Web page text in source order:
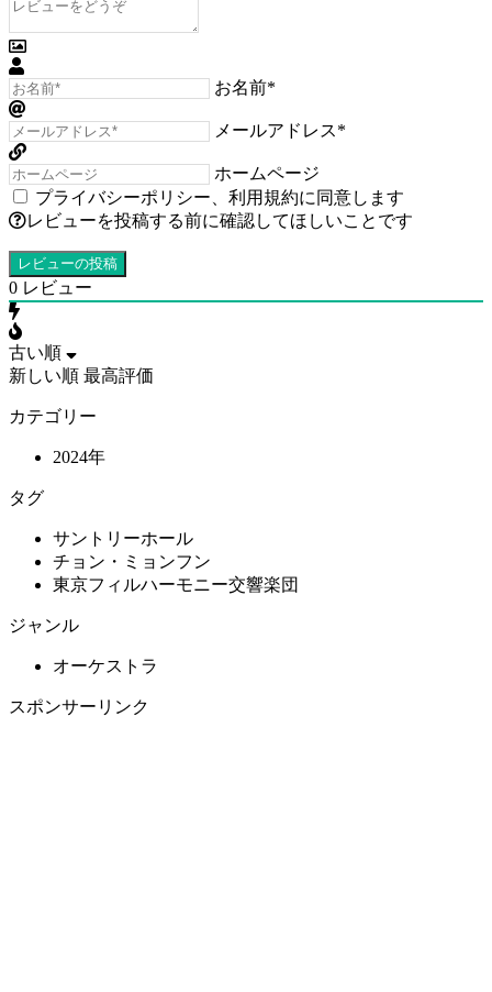
お名前*
メールアドレス*
ホームページ
プライバシーポリシー
利用規約に同意します
レビューを投稿する前に確認してほしいことです
0 レビュー
古い順
新しい順 最高評価
カテゴリー
2024年
タグ
サントリーホール
チョン・ミョンフン
東京フィルハーモニー交響楽団
ジャンル
オーケストラ
スポンサーリンク